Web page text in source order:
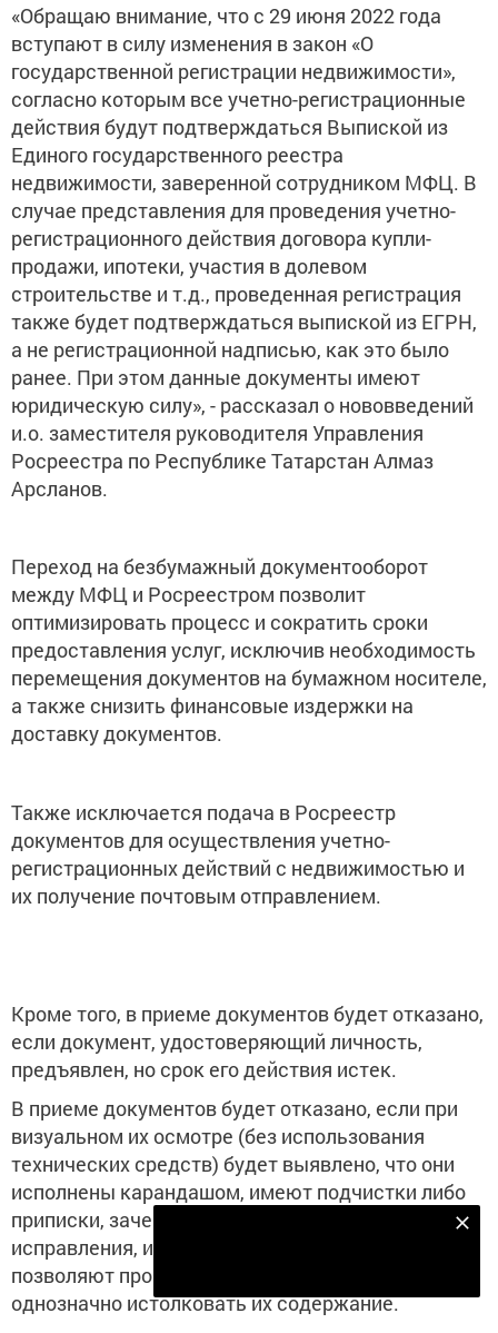
«Обращаю внимание, что с 29 июня 2022 года
вступают в силу изменения в закон «О
государственной регистрации недвижимости»,
согласно которым все учетно-регистрационные
действия будут подтверждаться Выпиской из
Единого государственного реестра
недвижимости, заверенной сотрудником МФЦ. В
случае представления для проведения учетно-
регистрационного действия договора купли-
продажи, ипотеки, участия в долевом
строительстве и т.д., проведенная регистрация
также будет подтверждаться выпиской из ЕГРН,
а не регистрационной надписью, как это было
ранее. При этом данные документы имеют
юридическую силу», - рассказал о нововведений
и.о. заместителя руководителя Управления
Росреестра по Республике Татарстан Алмаз
Арсланов.
Переход на безбумажный документооборот
между МФЦ и Росреестром позволит
оптимизировать процесс и сократить сроки
предоставления услуг, исключив необходимость
перемещения документов на бумажном носителе,
а также снизить финансовые издержки на
доставку документов.
Также исключается подача в Росреестр
документов для осуществления учетно-
регистрационных действий с недвижимостью и
их получение почтовым отправлением.
Кроме того, в приеме документов будет отказано,
если документ, удостоверяющий личность,
предъявлен, но срок его действия истек.
В приеме документов будет отказано, если при
визуальном их осмотре (без использования
технических средств) будет выявлено, что они
исполнены карандашом, имеют подчистки либо
приписки, зачеркнутые слова и другие
исправления, и повреждения, которые не
позволяют прочитать текст документов и
однозначно истолковать их содержание.